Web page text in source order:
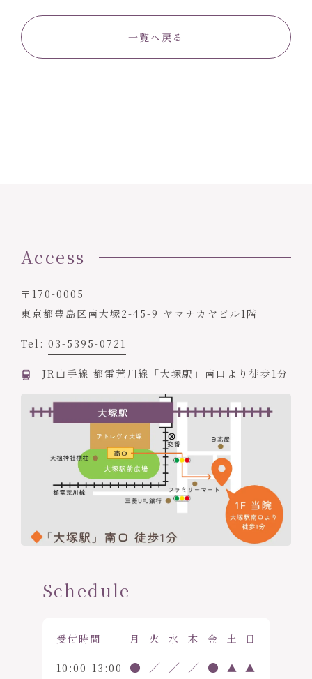
一覧へ戻る
Access
〒170-0005
東京都豊島区南大塚2-45-9 ヤマナカヤビル1階
Tel: 03-5395-0721
JR山手線 都電荒川線「大塚駅」南口より徒歩1分
Schedule
受付時間 月 火 水 木 金 土 日
10:00-13:00 ● ／ ／ ／ ● ▲ ▲